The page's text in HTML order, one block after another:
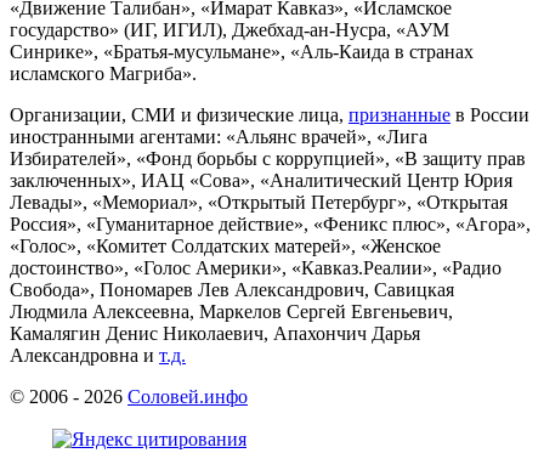
«Движение Талибан», «Имарат Кавказ», «Исламское
государство» (ИГ, ИГИЛ), Джебхад-ан-Нусра, «АУМ
Синрике», «Братья-мусульмане», «Аль-Каида в странах
исламского Магриба».
Организации, СМИ и физические лица, признанные в России
иностранными агентами: «Альянс врачей», «Лига
Избирателей», «Фонд борьбы с коррупцией», «В защиту прав
заключенных», ИАЦ «Сова», «Аналитический Центр Юрия
Левады», «Мемориал», «Открытый Петербург», «Открытая
Россия», «Гуманитарное действие», «Феникс плюс», «Агора»,
«Голос», «Комитет Солдатских матерей», «Женское
достоинство», «Голос Америки», «Кавказ.Реалии», «Радио
Свобода», Пономарев Лев Александрович, Савицкая
Людмила Алексеевна, Маркелов Сергей Евгеньевич,
Камалягин Денис Николаевич, Апахончич Дарья
Александровна и т.д.
© 2006 - 2026 Соловей.инфо